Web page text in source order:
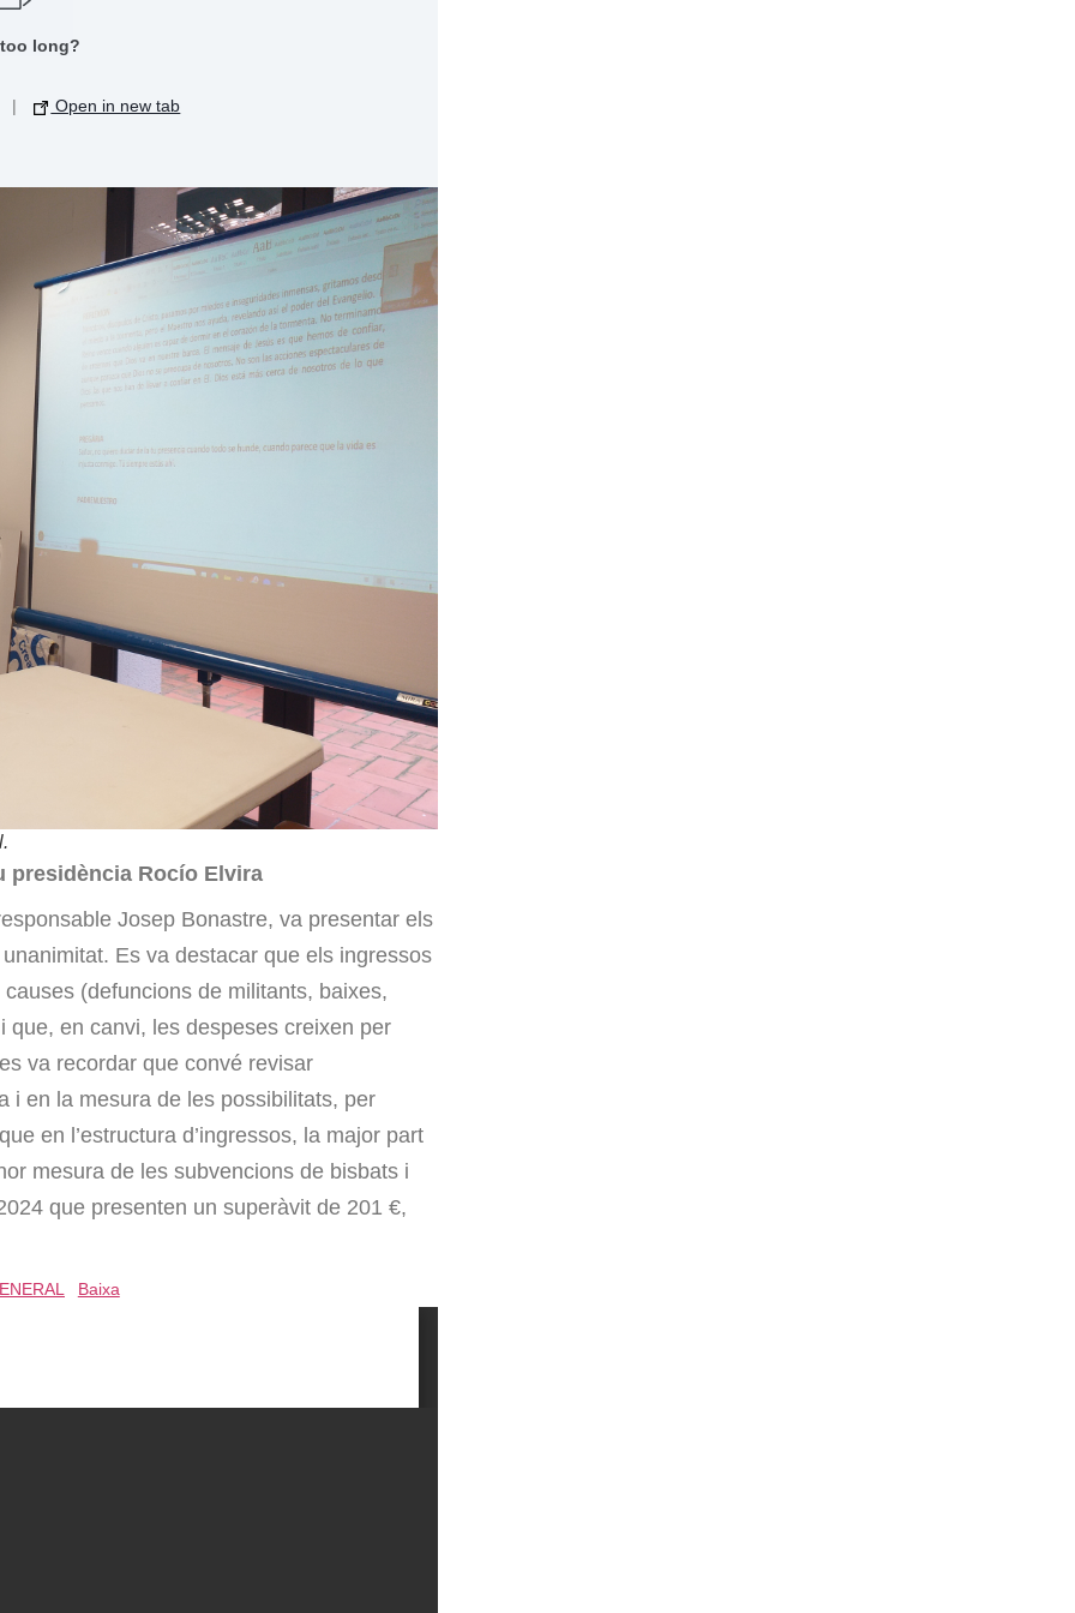
long?
| Open in new tab
presidència Rocío Elvira
Josep Bonastre, va presentar els
Es va destacar que els ingressos
(defuncions de militants, baixes,
en canvi, les despeses creixen per
va recordar que convé revisar
i en la mesura de les possibilitats, per
en l’estructura d’ingressos, la major part
mesura de les subvencions de bisbats i
que presenten un superàvit de 201 €,
Baixa